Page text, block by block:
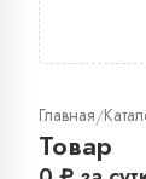
Главная/
Товар